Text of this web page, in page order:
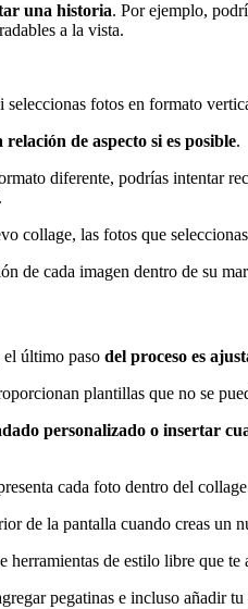
una historia. Por ejemplo,
a la vista.
fotos en formato
de aspecto si es posible.
diferente, podrías intentar
collage, las fotos que
de cada imagen dentro de su
el último paso del proceso es
plantillas que no se
personalizado o insertar
cada foto dentro del
de la pantalla cuando creas un
de estilo libre que
pegatinas e incluso añadir